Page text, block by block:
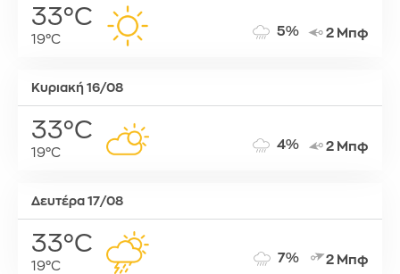
33°C
19°C
5% 2 Μπφ
Κυριακή 16/08
33°C
19°C
4% 2 Μπφ
Δευτέρα 17/08
33°C
19°C
7% 2 Μπφ